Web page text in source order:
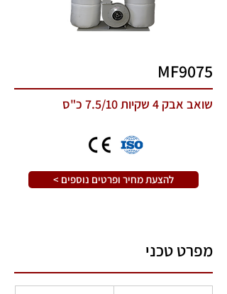
MF9075
שואב אבק 4 שקיות 7.5/10 כ"ס
< להצעת מחיר ופרטים נוספים
מפרט טכני